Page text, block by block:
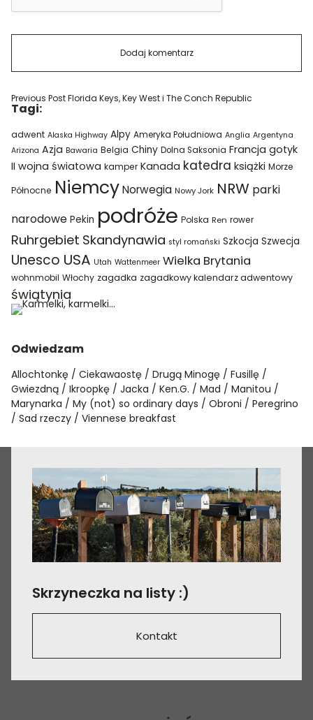
Previous PostFlorida Keys, Key West i The Conch Republic
Tagi:
adwent Alaska Highway Alpy Ameryka Południowa Anglia Argentyna
Arizona Azja Bawaria Belgia Chiny Dolna Saksonia Francja gotyk
II wojna światowa kamper Kanada katedra książki Morze
Północne Niemcy Norwegia Nowy Jork NRW parki
narodowe Pekin podróże Polska Ren rower
Ruhrgebiet Skandynawia styl romański Szkocja Szwecja
Unesco USA Utah Wattenmeer Wielka Brytania
wohnmobil Włochy zagadka zagadkowy kalendarz adwentowy
świątynia
Odwiedzam
Allochtonkę Ciekawaostę Drugą Minogę
Fusillę
Gwiezdną
Ikroopkę Jacka Ken.G. Mad
Manitou
Marynarka
My (not) so ordinary days Obroni
Peregrino
Sad rzeczy
Viennese breakfast
Skrzyneczka na listy :)
Kontakt